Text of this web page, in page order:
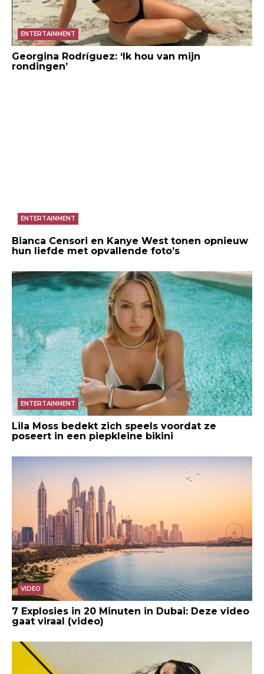
ENTERTAINMENT
Georgina Rodríguez: ‘Ik hou van mijn
rondingen’
ENTERTAINMENT
Bianca Censori en Kanye West tonen opnieuw
hun liefde met opvallende foto’s
ENTERTAINMENT
Lila Moss bedekt zich speels voordat ze
poseert in een piepkleine bikini
VIDEO
7 Explosies in 20 Minuten in Dubai: Deze video
gaat viraal (video)